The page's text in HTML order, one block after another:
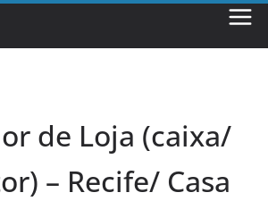
de Loja (caixa/
– Recife/ Casa